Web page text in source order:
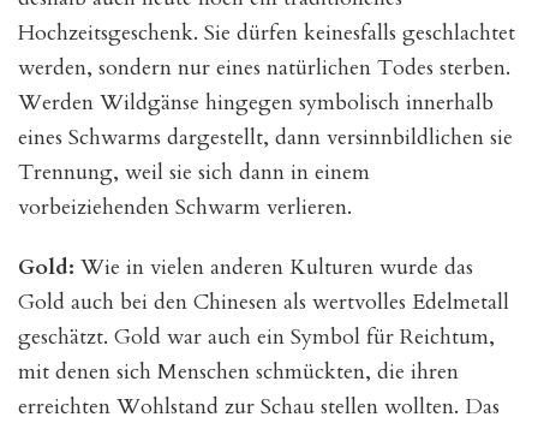
Hochzeitsgeschenk. Sie dürfen keinesfalls geschlachtet
werden, sondern nur eines natürlichen Todes sterben.
Werden Wildgänse hingegen symbolisch innerhalb
eines Schwarms dargestellt, dann versinnbildlichen sie
Trennung, weil sie sich dann in einem
vorbeiziehenden Schwarm verlieren.
Gold: Wie in vielen anderen Kulturen wurde das
Gold auch bei den Chinesen als wertvolles Edelmetall
geschätzt. Gold war auch ein Symbol für Reichtum,
mit denen sich Menschen schmückten, die ihren
erreichten Wohlstand zur Schau stellen wollten. Das